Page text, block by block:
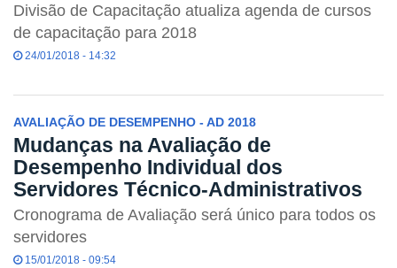
Divisão de Capacitação atualiza agenda de cursos
de capacitação para 2018
24/01/2018 - 14:32
AVALIAÇÃO DE DESEMPENHO - AD 2018
Mudanças na Avaliação de
Desempenho Individual dos
Servidores Técnico-Administrativos
Cronograma de Avaliação será único para todos os
servidores
15/01/2018 - 09:54